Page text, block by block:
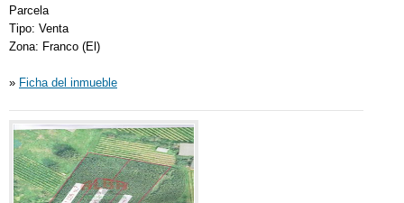
Parcela
Tipo: Venta
Zona: Franco (El)
» Ficha del inmueble